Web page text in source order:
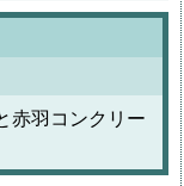
赤羽コンクリー